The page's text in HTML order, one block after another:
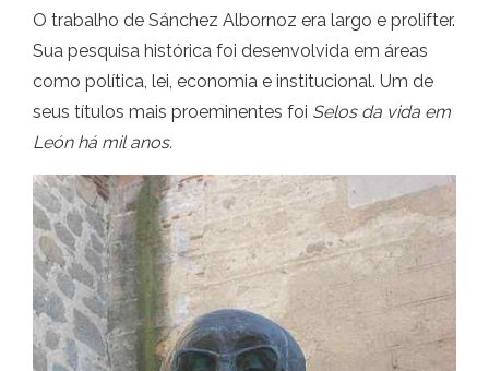
O trabalho de Sánchez Albornoz era largo e prolifter.
Sua pesquisa histórica foi desenvolvida em áreas
como política, lei, economia e institucional. Um de
seus títulos mais proeminentes foi Selos da vida em
León há mil anos.